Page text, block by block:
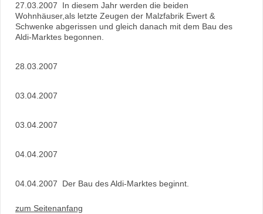
27.03.2007 In diesem Jahr werden die beiden
Wohnhäuser,als letzte Zeugen der Malzfabrik Ewert &
Schwenke abgerissen und gleich danach mit dem Bau des
Aldi-Marktes begonnen.
28.03.2007
03.04.2007
03.04.2007
04.04.2007
04.04.2007 Der Bau des Aldi-Marktes beginnt.
zum Seitenanfang